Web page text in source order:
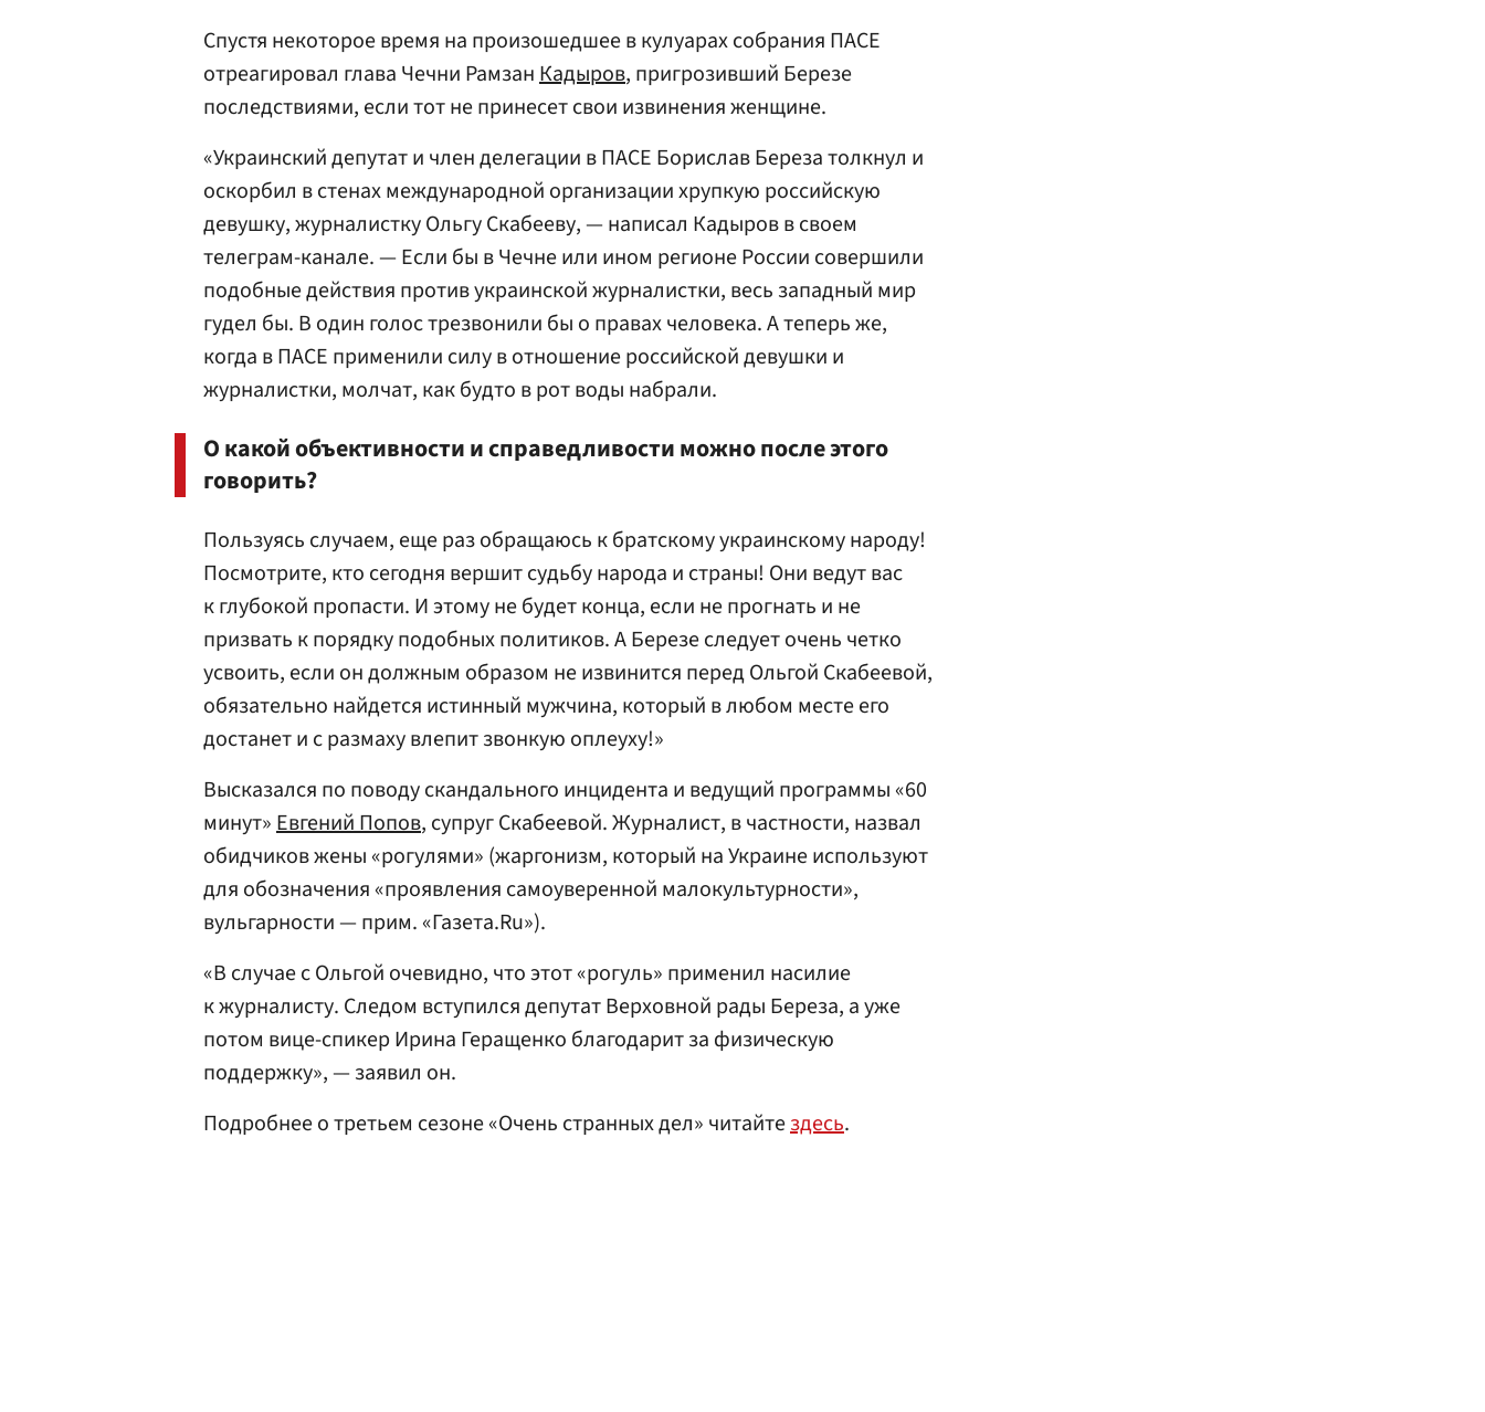
Спустя некоторое время на произошедшее в кулуарах собрания ПАСЕ
отреагировал глава Чечни РамзанКадыров, пригрозивший Березе
последствиями, если тот не принесет свои извинения женщине.
«Украинский депутат и член делегации в ПАСЕ Борислав Береза толкнул и
оскорбил в стенах международной организации хрупкую российскую
девушку, журналистку Ольгу Скабееву, — написал Кадыров в своем
телеграм-канале. — Если бы в Чечне или ином регионе России совершили
подобные действия против украинской журналистки, весь западный мир
гудел бы. В один голос трезвонили бы о правах человека. А теперь же,
когда в ПАСЕ применили силу в отношение российской девушки и
журналистки, молчат, как будто в рот воды набрали.
О какой объективности и справедливости можно после этого
говорить?
Пользуясь случаем, еще раз обращаюсь к братскому украинскому народу!
Посмотрите, кто сегодня вершит судьбу народа и страны! Они ведут вас
к глубокой пропасти. И этому не будет конца, если не прогнать и не
призвать к порядку подобных политиков. А Березе следует очень четко
усвоить, если он должным образом не извинится перед Ольгой Скабеевой,
обязательно найдется истинный мужчина, который в любом месте его
достанет и с размаху влепит звонкую оплеуху!»
Высказался по поводу скандального инцидента и ведущий программы «60
минут»Евгений Попов, супруг Скабеевой. Журналист, в частности, назвал
обидчиков жены «рогулями» (жаргонизм, который на Украине используют
для обозначения «проявления самоуверенной малокультурности»,
вульгарности — прим. «Газета.Ru»).
«В случае с Ольгой очевидно, что этот «рогуль» применил насилие
к журналисту. Следом вступился депутат Верховной рады Береза, а уже
потом вице-спикер Ирина Геращенко благодарит за физическую
поддержку», — заявил он.
Подробнее о третьем сезоне «Очень странных дел» читайтездесь.